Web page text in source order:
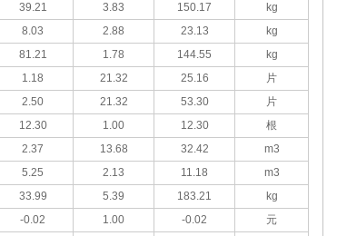
39.21 3.83 150.17
kg
8.03 2.88 23.13
kg
81.21 1.78 144.55
kg
1.18 21.32 25.16
片
2.50 21.32 53.30
片
12.30 1.00 12.30
根
2.37 13.68 32.42
m3
5.25 2.13 11.18
m3
33.99 5.39 183.21 kg
-0.02 1.00 -0.02
元